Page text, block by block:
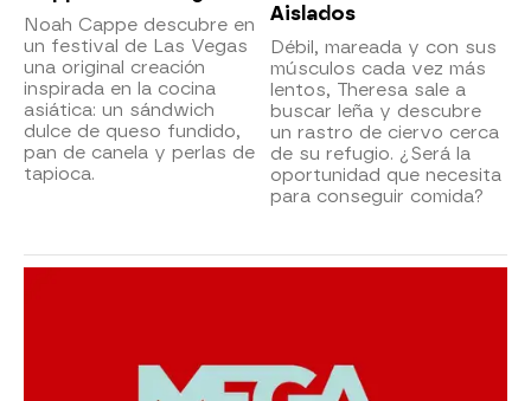
Noah Cappe descubre en
un festival de Las Vegas
una original creación
inspirada en la cocina
asiática: un sándwich
dulce de queso fundido,
pan de canela y perlas de
tapioca.
Aislados
Débil, mareada y con sus
músculos cada vez más
lentos, Theresa sale a
buscar leña y descubre
un rastro de ciervo cerca
de su refugio. ¿Será la
oportunidad que necesita
para conseguir comida?